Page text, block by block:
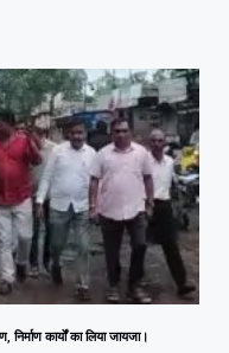
कार्यों का लिया जायजा।